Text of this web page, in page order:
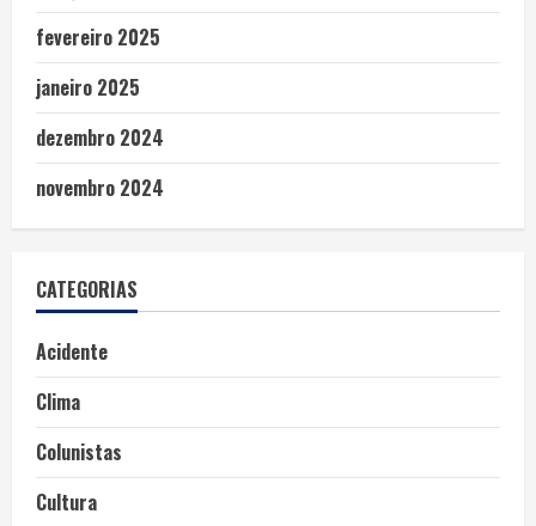
fevereiro 2025
janeiro 2025
dezembro 2024
novembro 2024
CATEGORIAS
Acidente
Clima
Colunistas
Cultura